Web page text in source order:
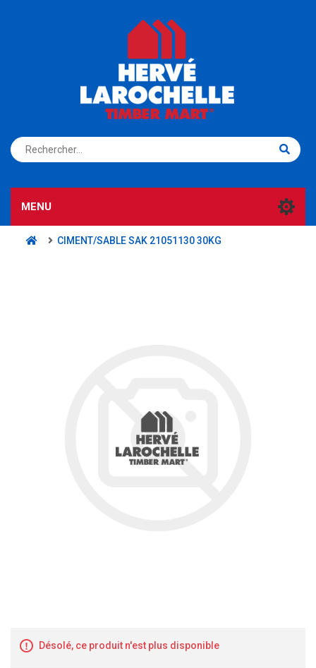
S'ENREGISTRER CONNEXION
MENU
CIMENT/SABLE SAK 21051130 30KG
Désolé, ce produit n'est plus disponible